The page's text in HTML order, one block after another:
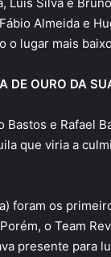
Almeida e
o lugar mais
DE OURO DA
e Rafael
que viria a
foram os
o Team
presente para